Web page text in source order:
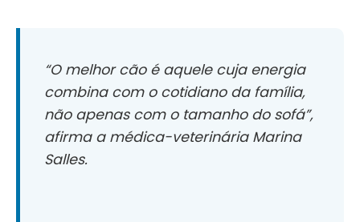
“O melhor cão é aquele cuja energia
combina com o cotidiano da família,
não apenas com o tamanho do sofá”,
afirma a médica-veterinária Marina
Salles.